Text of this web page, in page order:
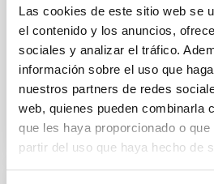
Las cookies de este sitio web se
el contenido y los anuncios,
sociales y analizar el tráfico.
información sobre el uso que
nuestros partners de redes
web, quienes pueden combinarla
que les haya proporcionado o
partir del uso que haya hecho de
I discuss in this paper the more
mechanisms that could provide
extragalactic HII...